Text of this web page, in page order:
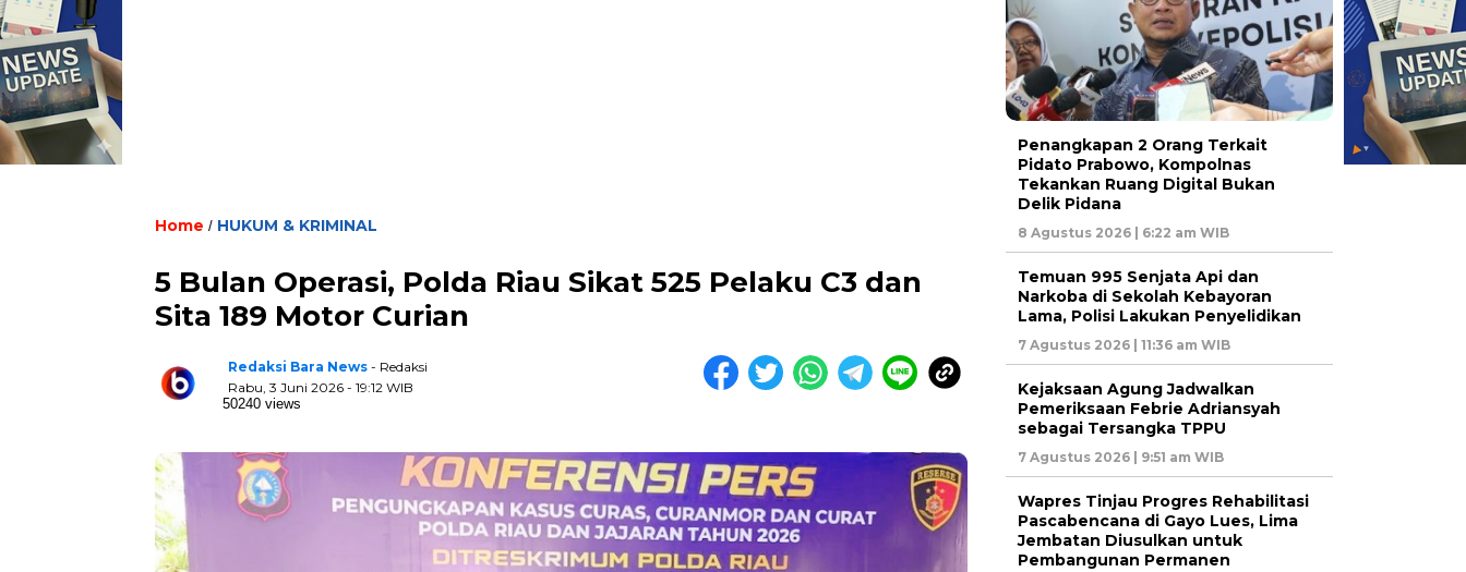
Home / HUKUM & KRIMINAL
5 Bulan Operasi, Polda Riau Sikat 525 Pelaku C3 dan
Sita 189 Motor Curian
Redaksi Bara News - Redaksi
Rabu, 3 Juni 2026 - 19:12 WIB
50240 views
Penangkapan 2 Orang Terkait
Pidato Prabowo, Kompolnas
Tekankan Ruang Digital Bukan
Delik Pidana
8 Agustus 2026 | 6:22 am WIB
Temuan 995 Senjata Api dan
Narkoba di Sekolah Kebayoran
Lama, Polisi Lakukan Penyelidikan
7 Agustus 2026 | 11:36 am WIB
Kejaksaan Agung Jadwalkan
Pemeriksaan Febrie Adriansyah
sebagai Tersangka TPPU
7 Agustus 2026 | 9:51 am WIB
Wapres Tinjau Progres Rehabilitasi
Pascabencana di Gayo Lues, Lima
Jembatan Diusulkan untuk
Pembangunan Permanen